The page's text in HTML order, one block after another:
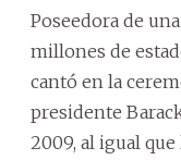
Poseedora de
millones de
cantó en la
presidente
2009, al igual